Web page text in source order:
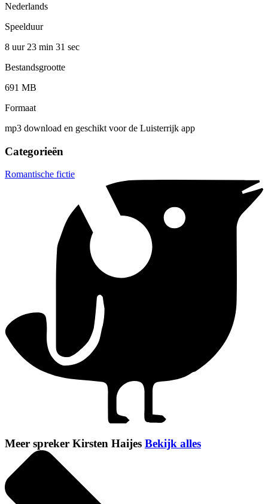
Nederlands
Speelduur
8 uur 23 min 31 sec
Bestandsgrootte
691 MB
Formaat
mp3 download en geschikt voor de Luisterrijk app
Categorieën
Romantische fictie
Meer spreker Kirsten Haijes Bekijk alles